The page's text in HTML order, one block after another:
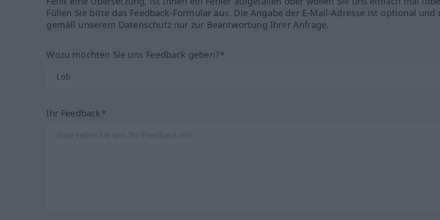
Füllen Sie bitte das Feedback-Formular aus. Die Angabe der E-Mail-Adresse ist optional und
gemäß unserem Datenschutz nur zur Beantwortung Ihrer Anfrage.
Wozu möchten Sie uns Feedback geben?*
Ihr Feedback*